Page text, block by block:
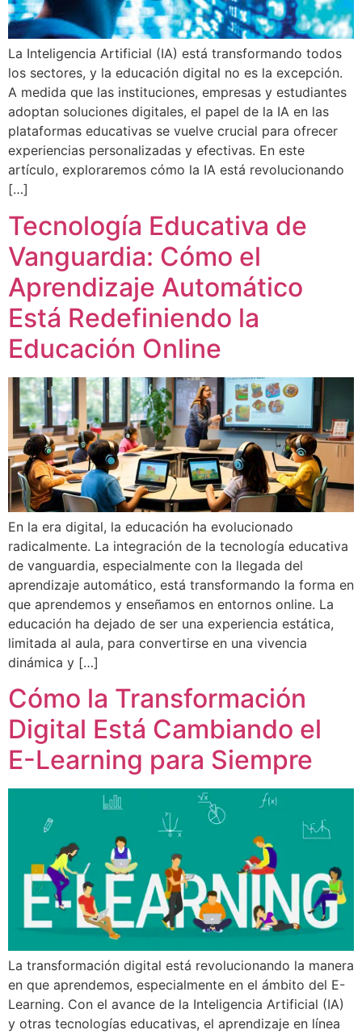
La Inteligencia Artificial (IA) está transformando todos
los sectores, y la educación digital no es la excepción.
A medida que las instituciones, empresas y estudiantes
adoptan soluciones digitales, el papel de la IA en las
plataformas educativas se vuelve crucial para ofrecer
experiencias personalizadas y efectivas. En este
artículo, exploraremos cómo la IA está revolucionando
[…]
Tecnología Educativa de
Vanguardia: Cómo el
Aprendizaje Automático
Está Redefiniendo la
Educación Online
En la era digital, la educación ha evolucionado
radicalmente. La integración de la tecnología educativa
de vanguardia, especialmente con la llegada del
aprendizaje automático, está transformando la forma en
que aprendemos y enseñamos en entornos online. La
educación ha dejado de ser una experiencia estática,
limitada al aula, para convertirse en una vivencia
dinámica y […]
Cómo la Transformación
Digital Está Cambiando el
E-Learning para Siempre
La transformación digital está revolucionando la manera
en que aprendemos, especialmente en el ámbito del E-
Learning. Con el avance de la Inteligencia Artificial (IA)
y otras tecnologías educativas, el aprendizaje en línea